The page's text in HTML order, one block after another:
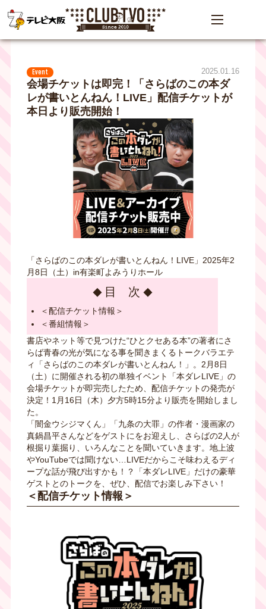
Event 2025.01.16
会場チケットは即完！「さらばのこの本ダ
レが書いとんねん！LIVE」配信チケットが
本日より販売開始！
「さらばのこの本ダレが書いとんねん！LIVE」2025年2
月8日（土）in有楽町よみうりホール
目 次
＜配信チケット情報＞
＜番組情報＞
書店やネット等で見つけた“ひとクセある本”の著者にさ
らば青春の光が気になる事を聞きまくるトークバラエテ
ィ「さらばのこの本ダレが書いとんねん！」。2月8日
（土）に開催される初の単独イベント「本ダレLIVE」の
会場チケットが即完売したため、配信チケットの発売が
決定！1月16日（木）夕方5時15分より販売を開始しまし
た。
「闇金ウシジマくん」「九条の大罪」の作者・漫画家の
真鍋昌平さんなどをゲストにをお迎えし、さらばの2人が
根掘り葉掘り、いろんなことを聞いていきます。地上波
やYouTubeでは聞けない…LIVEだからこそ味わえるディ
ープな話が飛び出すかも！？「本ダレLIVE」だけの豪華
ゲストとのトークを、ぜひ、配信でお楽しみ下さい！
＜配信チケット情報＞